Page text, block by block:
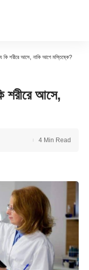
শরীরে আসে, নাকি আগে মস্তিষ্কে?
আসে,
4 Min Read